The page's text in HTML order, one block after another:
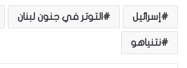
إسرائيل التوتر في جنون لبنان
نتنياهو